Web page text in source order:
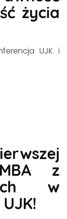
życia
UJK i
z
w